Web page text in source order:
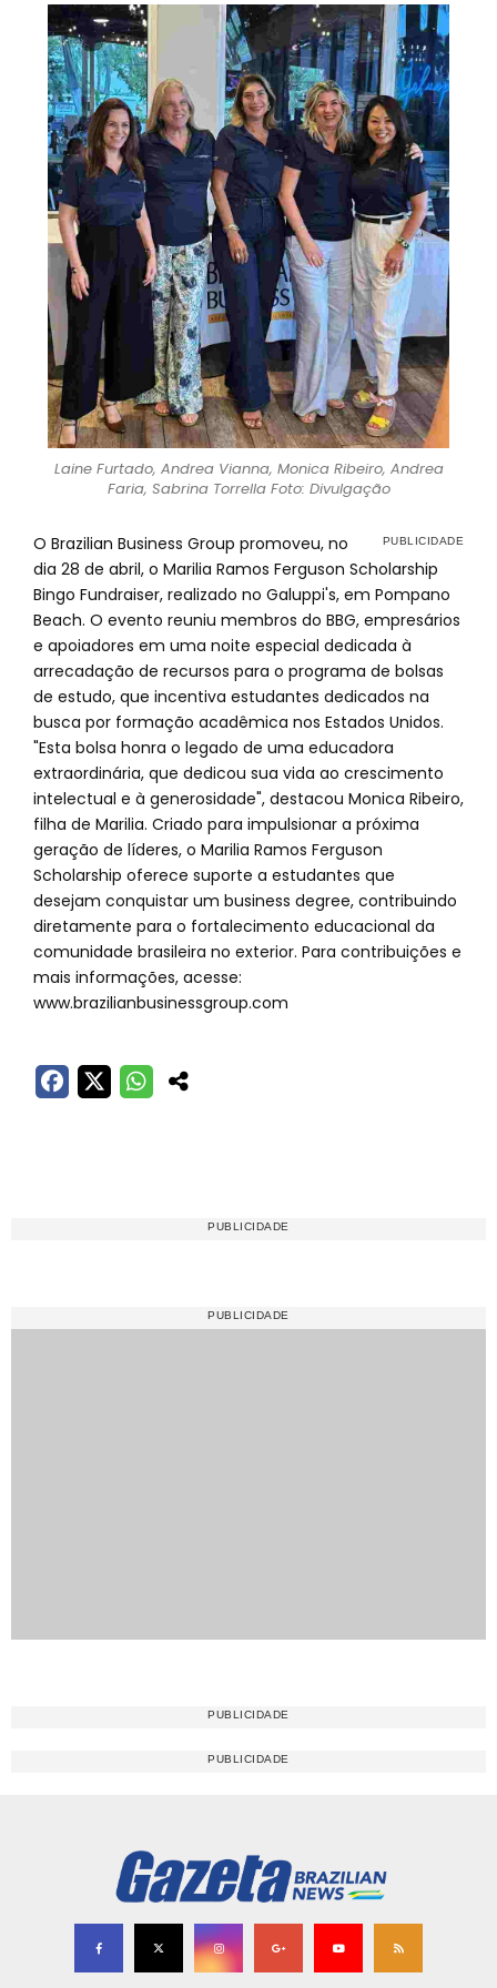
Laine Furtado, Andrea Vianna, Monica Ribeiro, Andrea
Faria, Sabrina Torrella Foto: Divulgação
O Brazilian Business Group promoveu, no
dia 28 de abril, o Marilia Ramos Ferguson Scholarship
Bingo Fundraiser, realizado no Galuppi's, em Pompano
Beach. O evento reuniu membros do BBG, empresários
e apoiadores em uma noite especial dedicada à
arrecadação de recursos para o programa de bolsas
de estudo, que incentiva estudantes dedicados na
busca por formação acadêmica nos Estados Unidos.
"Esta bolsa honra o legado de uma educadora
extraordinária, que dedicou sua vida ao crescimento
intelectual e à generosidade", destacou Monica Ribeiro,
filha de Marilia. Criado para impulsionar a próxima
geração de líderes, o Marilia Ramos Ferguson
Scholarship oferece suporte a estudantes que
desejam conquistar um business degree, contribuindo
diretamente para o fortalecimento educacional da
comunidade brasileira no exterior. Para contribuições e
mais informações, acesse:
www.brazilianbusinessgroup.com